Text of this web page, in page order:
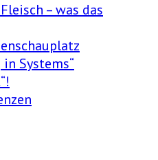
– was das
Systems“